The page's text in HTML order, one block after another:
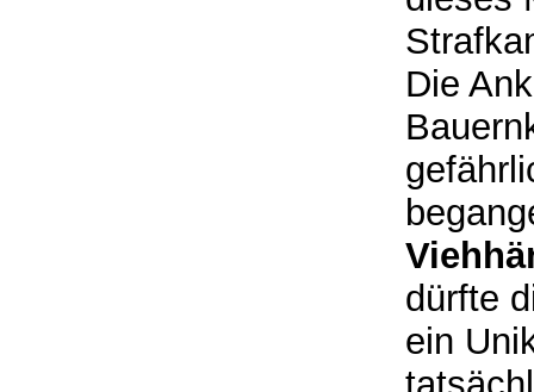
Die
dürfte
ein